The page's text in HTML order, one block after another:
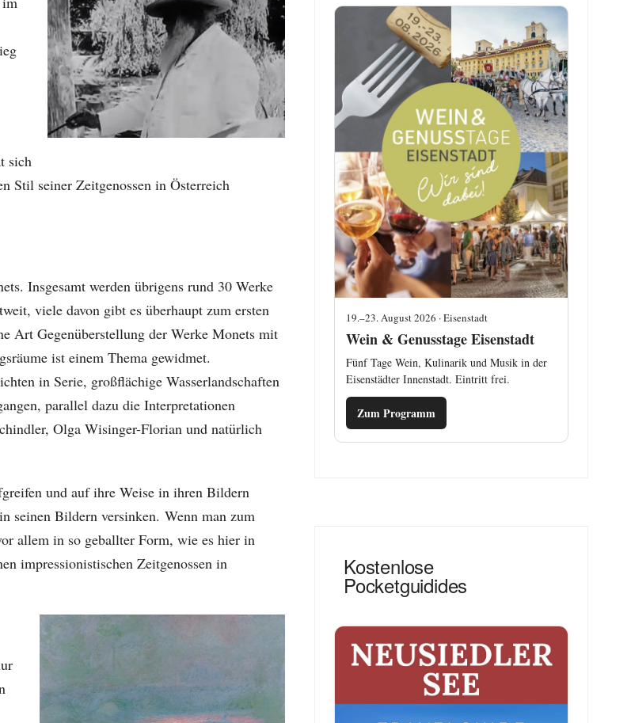
sich
Stil seiner Zeitgenossen in Österreich
Insgesamt werden übrigens rund 30 Werke
viele davon gibt es überhaupt zum ersten
Art Gegenüberstellung der Werke Monets mit
ist einem Thema gewidmet.
in Serie, großflächige Wasserlandschaften
parallel dazu die Interpretationen
Olga Wisinger-Florian und natürlich
und auf ihre Weise in ihren Bildern
seinen Bildern versinken. Wenn man zum
allem in so geballter Form, wie es hier in
impressionistischen Zeitgenossen in
19.–23. August 2026 · Eisenstadt
Wein & Genusstage Eisenstadt
Fünf Tage Wein, Kulinarik und Musik in der
Eisenstädter Innenstadt. Eintritt frei.
Zum Programm
Kostenlose
Pocketguidides